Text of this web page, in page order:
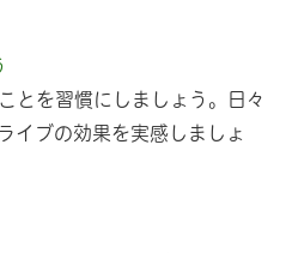
とを習慣にしましょう。日々
イブの効果を実感しましょ